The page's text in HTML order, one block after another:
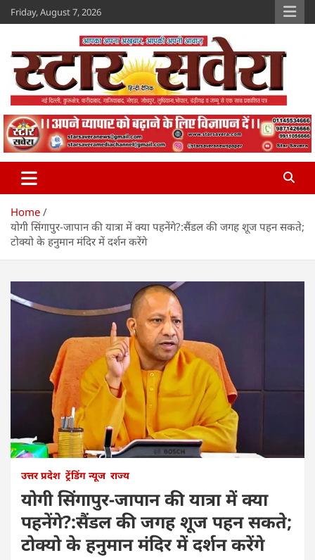
Skip
to
Friday, August 7, 2026
Star Savera
www.starsavera.com
Home
योगी सिंगापुर-जापान की यात्रा में क्या पहनेंगे?:सैंडल की जगह शूज पहन सकते;
टोक्यो के हनुमान मंदिर में दर्शन करेंगे
उत्तर प्रदेश ट्रेंडिंग न्यूज राज्य
योगी सिंगापुर-जापान की यात्रा में क्या
पहनेंगे?:सैंडल की जगह शूज पहन सकते;
टोक्यो के हनुमान मंदिर में दर्शन करेंगे